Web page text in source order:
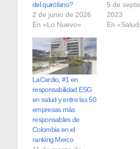
del quirófano?
2 de junio de 2026
En «Lo Nuevo»
5 de
2023
En
LaCardio, #1 en
responsabilidad ESG
en salud y entre las 50
empresas más
responsables de
Colombia en el
ranking Merco